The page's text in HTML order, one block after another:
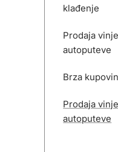
klađenje
Prodaja
autoputeve
Brza
Prodaja
autoputeve